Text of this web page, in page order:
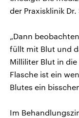
der Praxisklinik
„Dann
füllt mit Blut und
Milliliter Blut in die
Flasche ist ein
Blutes ein
Im